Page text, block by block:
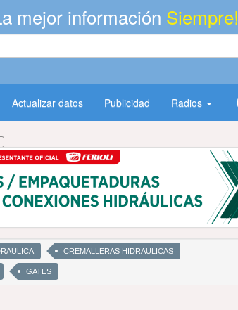
mejor información Siempre!
Actualizar datos Publicidad Radios
CREMALLERAS HIDRAULICAS
GATES